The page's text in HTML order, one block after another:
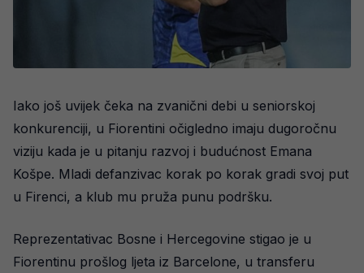
Iako još uvijek čeka na zvanični debi u seniorskoj
konkurenciji, u Fiorentini očigledno imaju dugoročnu
viziju kada je u pitanju razvoj i budućnost Emanа
Košpe. Mladi defanzivac korak po korak gradi svoj put
u Firenci, a klub mu pruža punu podršku.
Reprezentativac Bosne i Hercegovine stigao je u
Fiorentinu prošlog ljeta iz Barcelone, u transferu